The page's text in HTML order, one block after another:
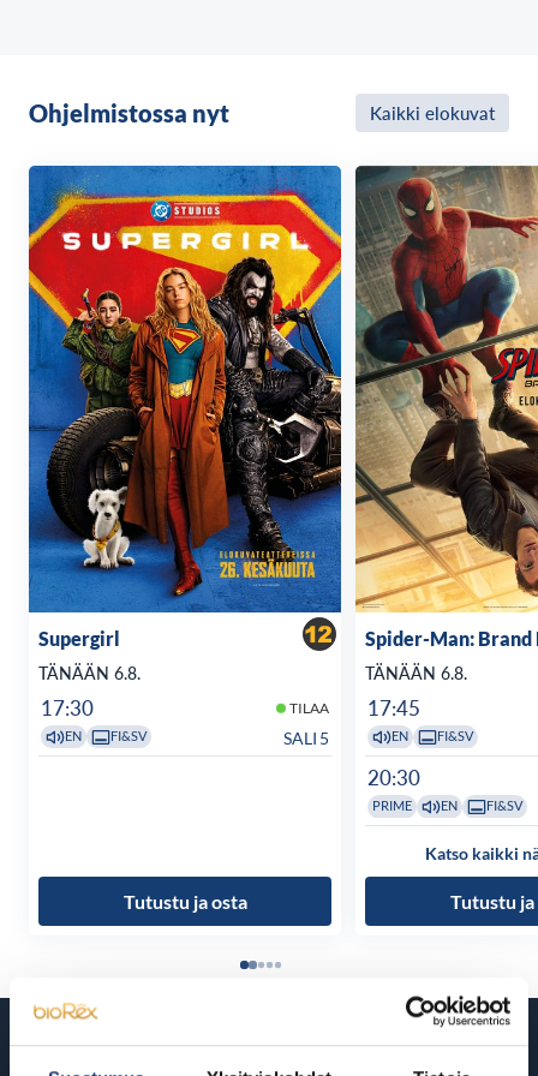
Ohjelmistossa nyt Kaikki elokuvat
Supergirl
TÄNÄÄN 6.8.
17:30 TILAA
EN FI&SV SALI 5
Tutustu ja osta
Spider-Man: Brand
TÄNÄÄN 6.8.
17:45
EN FI&SV
20:30
PRIME EN FI&SV
Katso kaikki
Tutustu ja
Tulossa